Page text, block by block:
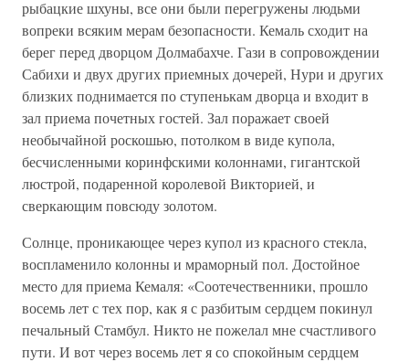
рыбацкие шхуны, все они были перегружены людьми
вопреки всяким мерам безопасности. Кемаль сходит на
берег перед дворцом Долмабахче. Гази в сопровождении
Сабихи и двух других приемных дочерей, Нури и других
близких поднимается по ступенькам дворца и входит в
зал приема почетных гостей. Зал поражает своей
необычайной роскошью, потолком в виде купола,
бесчисленными коринфскими колоннами, гигантской
люстрой, подаренной королевой Викторией, и
сверкающим повсюду золотом.
Солнце, проникающее через купол из красного стекла,
воспламенило колонны и мраморный пол. Достойное
место для приема Кемаля: «Соотечественники, прошло
восемь лет с тех пор, как я с разбитым сердцем покинул
печальный Стамбул. Никто не пожелал мне счастливого
пути. И вот через восемь лет я со спокойным сердцем